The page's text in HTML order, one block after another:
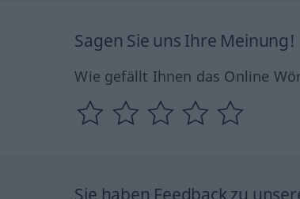
Sagen Sie uns Ihre Meinung!
Wie gefällt Ihnen das Online
Sie haben Feedback zu